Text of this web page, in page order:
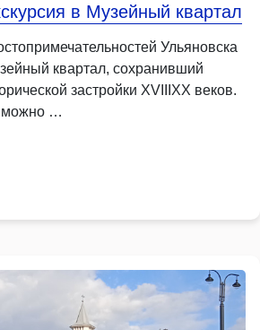
в Музейный квартал
Ульяновска
квартал, сохранивший
застройки XVIIIXX веков.
можно …